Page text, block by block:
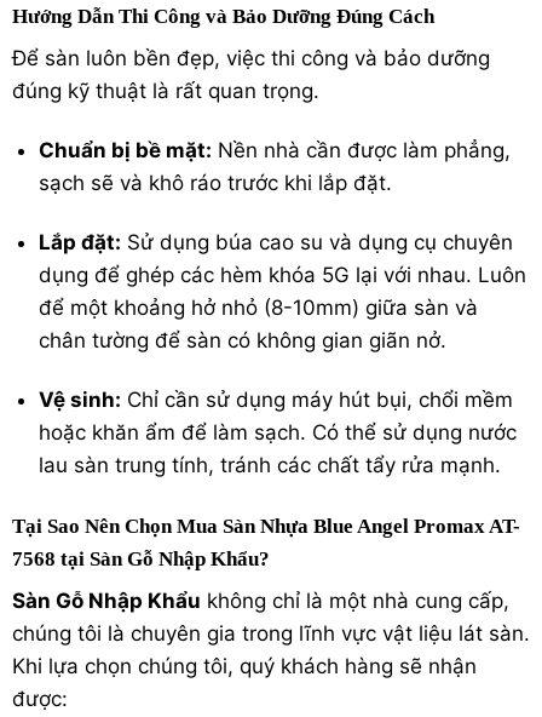
Hướng Dẫn Thi Công và Bảo Dưỡng Đúng Cách
Để sàn luôn bền đẹp, việc thi công và bảo dưỡng
đúng kỹ thuật là rất quan trọng.
Chuẩn bị bề mặt: Nền nhà cần được làm phẳng,
sạch sẽ và khô ráo trước khi lắp đặt.
Lắp đặt: Sử dụng búa cao su và dụng cụ chuyên
dụng để ghép các hèm khóa 5G lại với nhau. Luôn
để một khoảng hở nhỏ (8-10mm) giữa sàn và
chân tường để sàn có không gian giãn nở.
Vệ sinh: Chỉ cần sử dụng máy hút bụi, chổi mềm
hoặc khăn ẩm để làm sạch. Có thể sử dụng nước
lau sàn trung tính, tránh các chất tẩy rửa mạnh.
Tại Sao Nên Chọn Mua Sàn Nhựa Blue Angel Promax AT-
7568 tại Sàn Gỗ Nhập Khẩu?
Sàn Gỗ Nhập Khẩu không chỉ là một nhà cung cấp,
chúng tôi là chuyên gia trong lĩnh vực vật liệu lát sàn.
Khi lựa chọn chúng tôi, quý khách hàng sẽ nhận
được: